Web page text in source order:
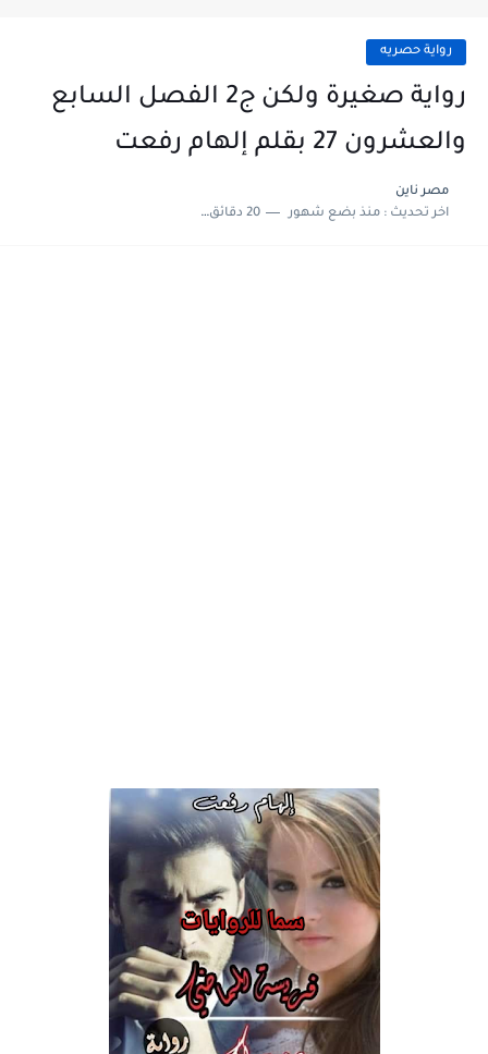
رواية حصريه
رواية صغيرة ولكن ج2 الفصل السابع
والعشرون 27 بقلم إلهام رفعت
مصر ناين
اخر تحديث :منذ بضع شهور 20 دقائق للقراءة